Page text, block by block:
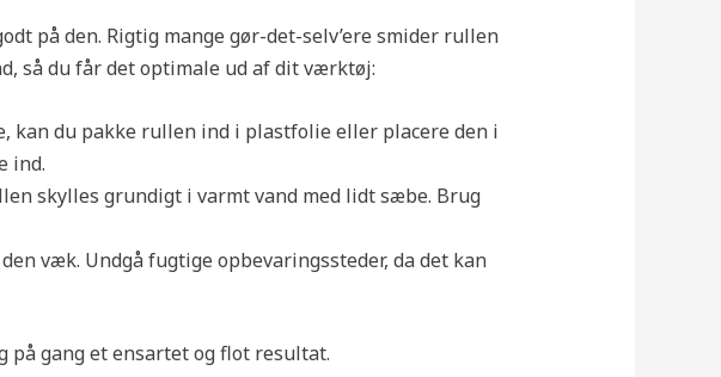
på den. Rigtig mange gør-det-selv’ere smider rullen
så du får det optimale ud af dit værktøj:
kan du pakke rullen ind i plastfolie eller placere den i
ind.
skylles grundigt i varmt vand med lidt sæbe. Brug
væk. Undgå fugtige opbevaringssteder, da det kan
på gang et ensartet og flot resultat.